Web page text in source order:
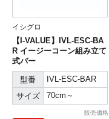
イシグロ
【I-VALUE】IVL-ESC-BA
R イージーコーン組み立て
式バー
型番
IVL-ESC-BAR
サイズ
70cm～
販売価格